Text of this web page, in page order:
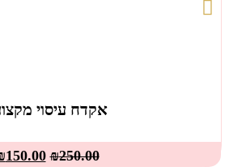
אקדח עיסוי מקצועי
₪150.00